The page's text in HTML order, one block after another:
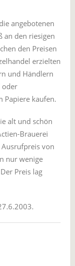
angebotenen
an den riesigen
den Preisen
erzielten
und Händlern
oder
Papiere kaufen.
alt und schön
Brauerei
von
nur wenige
Preis lag